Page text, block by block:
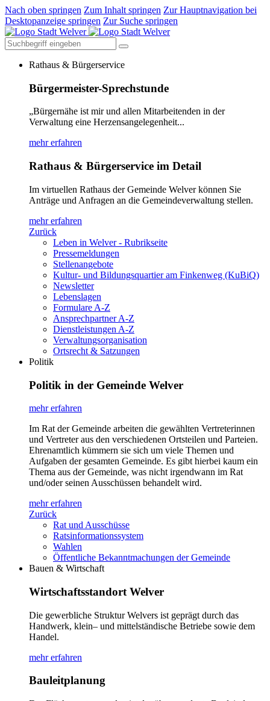
Nach oben springen Zum Inhalt springen Zur Hauptnavigation bei
Desktopanzeige springen Zur Suche springen
Rathaus & Bürgerservice
Bürgermeister-Sprechstunde
„Bürgernähe ist mir und allen Mitarbeitenden in der
Verwaltung eine Herzensangelegenheit...
mehr erfahren
Rathaus & Bürgerservice im Detail
Im virtuellen Rathaus der Gemeinde Welver können Sie
Anträge und Anfragen an die Gemeindeverwaltung stellen.
mehr erfahren
Zurück
Leben in Welver - Rubrikseite
Pressemeldungen
Stellenangebote
Kultur- und Bildungsquartier am Finkenweg (KuBiQ)
Newsletter
Lebenslagen
Formulare A-Z
Ansprechpartner A-Z
Dienstleistungen A-Z
Verwaltungsorganisation
Ortsrecht & Satzungen
Politik
Politik in der Gemeinde Welver
mehr erfahren
Im Rat der Gemeinde arbeiten die gewählten Vertreterinnen
und Vertreter aus den verschiedenen Ortsteilen und Parteien.
Ehrenamtlich kümmern sie sich um viele Themen und
Aufgaben der gesamten Gemeinde. Es gibt hierbei kaum ein
Thema aus der Gemeinde, was nicht irgendwann im Rat
und/oder seinen Ausschüssen behandelt wird.
mehr erfahren
Zurück
Rat und Ausschüsse
Ratsinformationssystem
Wahlen
Öffentliche Bekanntmachungen der Gemeinde
Bauen & Wirtschaft
Wirtschaftsstandort Welver
Die gewerbliche Struktur Welvers ist geprägt durch das
Handwerk, klein– und mittelständische Betriebe sowie dem
Handel.
mehr erfahren
Bauleitplanung